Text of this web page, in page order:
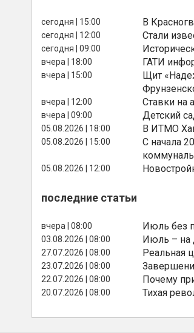
сегодня | 15:00 В
сегодня | 12:00 Стали
сегодня | 09:00
вчера | 18:00 ГАТИ
вчера | 15:00
Щит
вчера | 12:00 Ставки на
вчера | 09:00 Детский
05.08.2026 | 18:00 В ИТМО
05.08.2026 | 15:00
С начала
05.08.2026 | 12:00
последние статьи
вчера | 08:00 Июль без
03.08.2026 | 08:00 Июль – на
27.07.2026 | 08:00 Реальная
23.07.2026 | 08:00
22.07.2026 | 08:00 Почему
20.07.2026 | 08:00 Тихая